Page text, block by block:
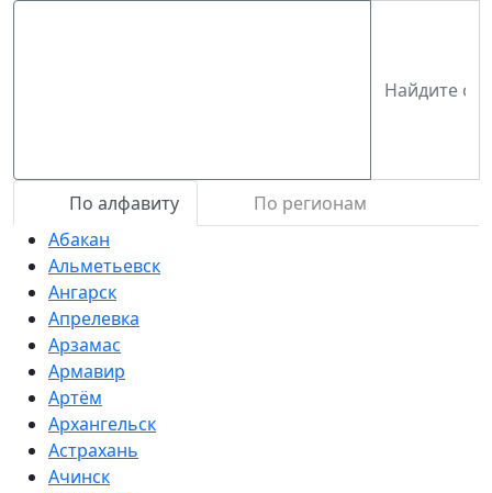
По алфавиту
По регионам
Абакан
Альметьевск
Ангарск
Апрелевка
Арзамас
Армавир
Артём
Архангельск
Астрахань
Ачинск